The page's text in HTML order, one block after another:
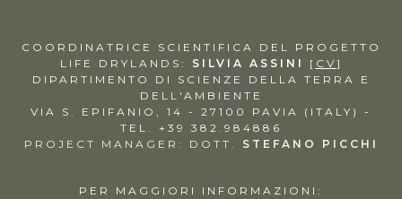
COORDINATRICE SCIENTIFICA DEL PROGETTO
LIFE DRYLANDS: SILVIA ASSINI [ CV ]
DIPARTIMENTO DI SCIENZE DELLA TERRA E
DELL'AMBIENTE
VIA S. EPIFANIO, 14 - 27100 PAVIA (ITALY) -
TEL. +39 382.984886
PROJECT MANAGER: DOTT. STEFANO PICCHI
PER MAGGIORI INFORMAZIONI: